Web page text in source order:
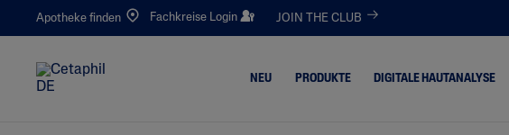
Apotheke finden Fachkreise Login JOIN THE CLUB
NEU PRODUKTE DIGITALE HAUTANALYSE